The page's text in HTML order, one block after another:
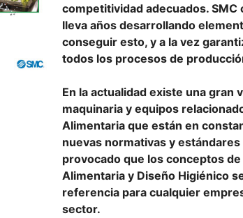
competitividad adecuados. SMC
lleva años desarrollando
conseguir esto, y a la vez
todos los procesos de
En la actualidad existe una gran
maquinaria y equipos
Alimentaria que están en
nuevas normativas y estándares
provocado que los conceptos
Alimentaria y Diseño Higiénico
referencia para cualquier
sector.